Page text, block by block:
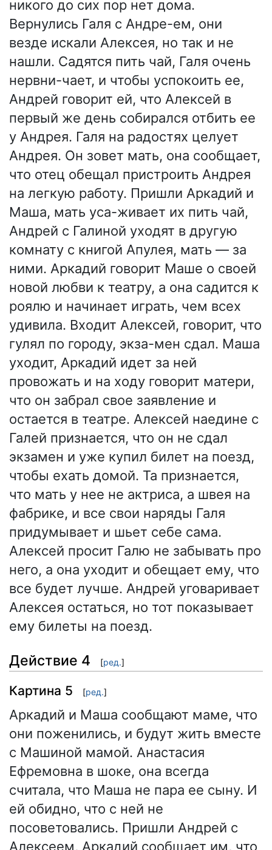
никого до сих пор нет дома.
Вернулись Галя с Андре-ем, они
везде искали Алексея, но так и не
нашли. Садятся пить чай, Галя очень
нервни-чает, и чтобы успокоить ее,
Андрей говорит ей, что Алексей в
первый же день собирался отбить ее
у Андрея. Галя на радостях целует
Андрея. Он зовет мать, она сообщает,
что отец обещал пристроить Андрея
на легкую работу. Пришли Аркадий и
Маша, мать уса-живает их пить чай,
Андрей с Галиной уходят в другую
комнату с книгой Апулея, мать — за
ними. Аркадий говорит Маше о своей
новой любви к театру, а она садится к
роялю и начинает играть, чем всех
удивила. Входит Алексей, говорит, что
гулял по городу, экза-мен сдал. Маша
уходит, Аркадий идет за ней
провожать и на ходу говорит матери,
что он забрал свое заявление и
остается в театре. Алексей наедине с
Галей признается, что он не сдал
экзамен и уже купил билет на поезд,
чтобы ехать домой. Та признается,
что мать у нее не актриса, а швея на
фабрике, и все свои наряды Галя
придумывает и шьет себе сама.
Алексей просит Галю не забывать про
него, а она уходит и обещает ему, что
все будет лучше. Андрей уговаривает
Алексея остаться, но тот показывает
ему билеты на поезд.
Действие 4 [ред.]
Картина 5 [ред.]
Аркадий и Маша сообщают маме, что
они поженились, и будут жить вместе
с Машиной мамой. Анастасия
Ефремовна в шоке, она всегда
считала, что Маша не пара ее сыну. И
ей обидно, что с ней не
посоветовались. Пришли Андрей с
Алексеем, Аркадий сообщает им, что